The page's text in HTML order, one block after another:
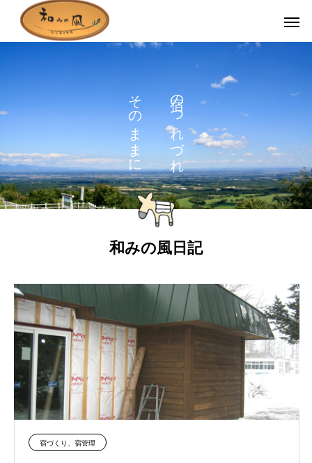
の
つ
れ
づ
れ
そ
の
ま
ま
に
和みの風日記
宿づくり、宿管理